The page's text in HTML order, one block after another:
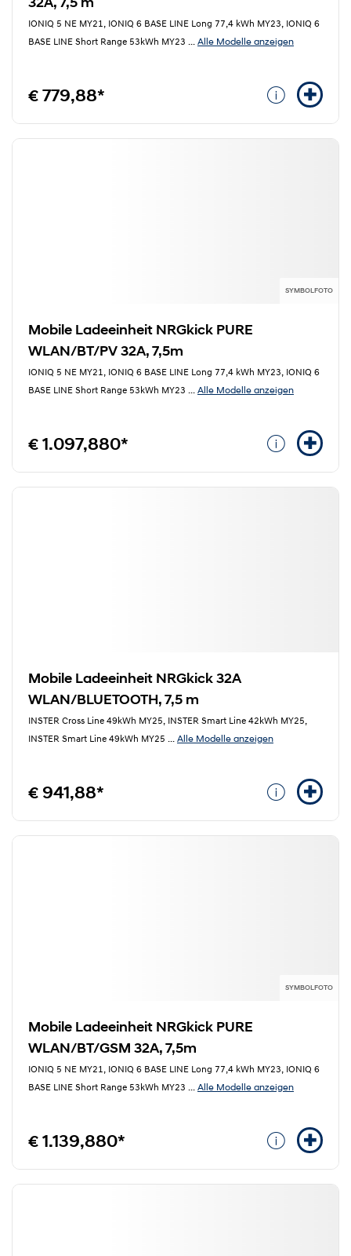
IONIQ 5 NE MY21, IONIQ 6 BASE LINE Long 77,4 kWh MY23, IONIQ 6
BASE LINE Short Range 53kWh MY23 ... Alle Modelle anzeigen
€ 779,88*
SYMBOLFOTO
Mobile Ladeeinheit NRGkick PURE
WLAN/BT/PV 32A, 7,5m
IONIQ 5 NE MY21, IONIQ 6 BASE LINE Long 77,4 kWh MY23, IONIQ 6
BASE LINE Short Range 53kWh MY23 ... Alle Modelle anzeigen
€ 1.097,880*
Mobile Ladeeinheit NRGkick 32A
WLAN/BLUETOOTH, 7,5 m
INSTER Cross Line 49kWh MY25, INSTER Smart Line 42kWh MY25,
INSTER Smart Line 49kWh MY25 ... Alle Modelle anzeigen
€ 941,88*
SYMBOLFOTO
Mobile Ladeeinheit NRGkick PURE
WLAN/BT/GSM 32A, 7,5m
IONIQ 5 NE MY21, IONIQ 6 BASE LINE Long 77,4 kWh MY23, IONIQ 6
BASE LINE Short Range 53kWh MY23 ... Alle Modelle anzeigen
€ 1.139,880*